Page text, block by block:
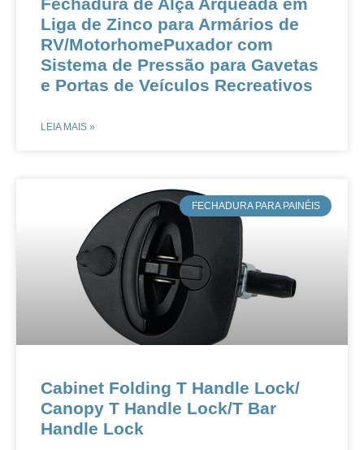
Liga de Zinco para Armários de
RV/MotorhomePuxador com
Sistema de Pressão para Gavetas
e Portas de Veículos Recreativos
LEIA MAIS »
​FECHADURA PARA PAINÉIS
Cabinet Folding T Handle Lock​​/
Canopy T Handle Lock​​/T Bar
Handle Lock​